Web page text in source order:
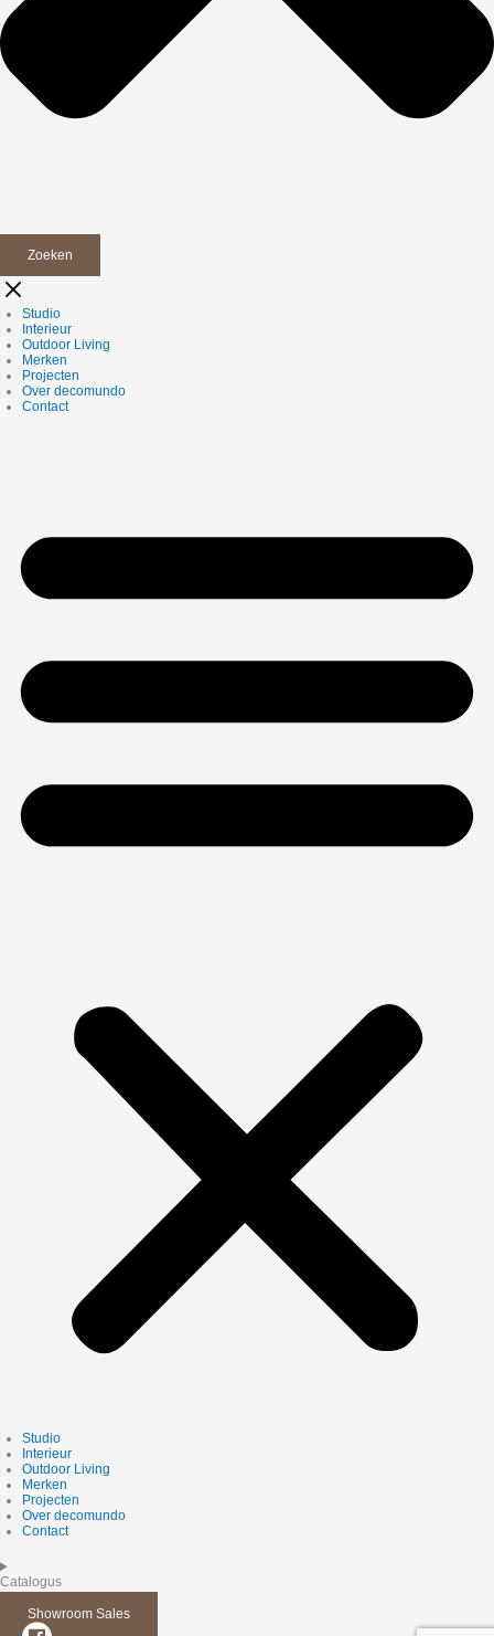
Zoeken
Studio
Interieur
Outdoor Living
Merken
Projecten
Over decomundo
Contact
Studio
Interieur
Outdoor Living
Merken
Projecten
Over decomundo
Contact
Catalogus
Showroom Sales